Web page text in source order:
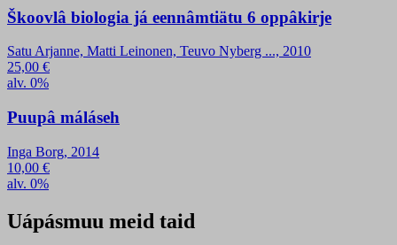
Škoovlâ biologia já eennâmtiätu 6 oppâkirje
Satu Arjanne, Matti Leinonen, Teuvo Nyberg ..., 2010
25,00 €
alv. 0%
Puupâ máláseh
Inga Borg, 2014
10,00 €
alv. 0%
Uápásmuu meid taid